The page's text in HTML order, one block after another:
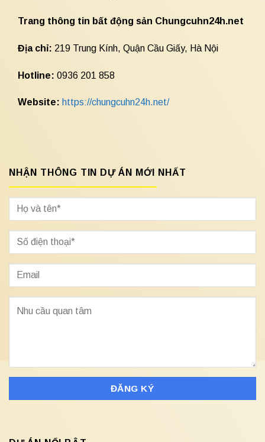
Trang thông tin bất động sản Chungcuhn24h.net
Địa chỉ: 219 Trung Kính, Quận Cầu Giấy, Hà Nội
Hotline: 0936 201 858
Website: https://chungcuhn24h.net/
NHẬN THÔNG TIN DỰ ÁN MỚI NHẤT